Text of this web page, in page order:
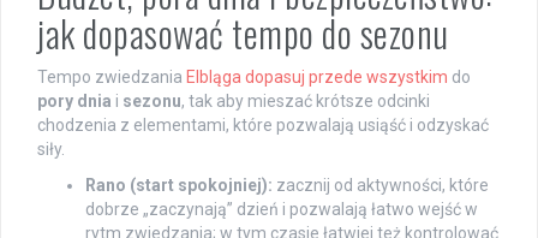
jak dopasować tempo do sezonu
Tempo zwiedzania Elbląga dopasuj przede wszystkim do
pory dnia i sezonu, tak aby mieszać krótsze odcinki
chodzenia z elementami, które pozwalają usiąść i odzyskać
siły.
Rano (start spokojniej): zacznij od aktywności, które
dobrze „zaczynają” dzień i pozwalają łatwo wejść w
rytm zwiedzania; w tym czasie łatwiej też kontrolować